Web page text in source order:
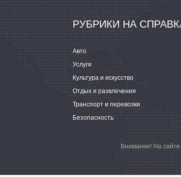
РУБРИКИ НА
Авто
Услуги
Культура и искусство
Отдых и развлечения
Транспорт и перевозки
Безопасность
Внимание! На